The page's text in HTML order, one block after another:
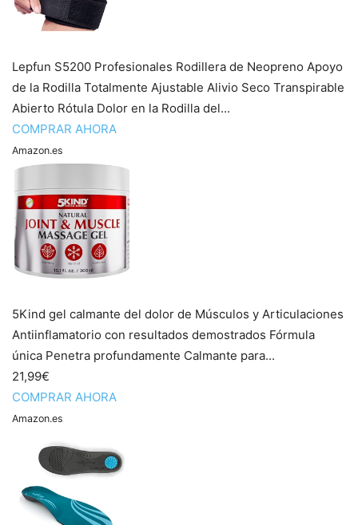
Lepfun S5200 Profesionales Rodillera de Neopreno Apoyo
de la Rodilla Totalmente Ajustable Alivio Seco Transpirable
Abierto Rótula Dolor en la Rodilla del...
COMPRAR AHORA
Amazon.es
5Kind gel calmante del dolor de Músculos y Articulaciones
Antiinflamatorio con resultados demostrados Fórmula
única Penetra profundamente Calmante para...
21,99€
COMPRAR AHORA
Amazon.es